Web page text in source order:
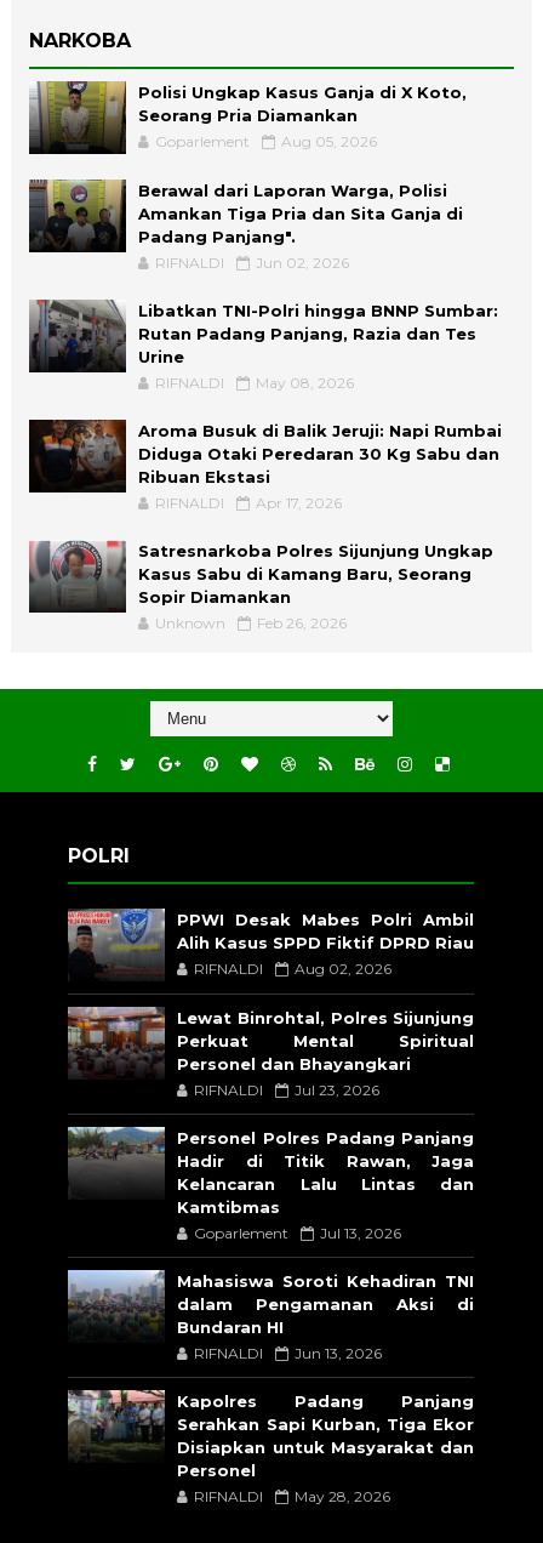
NARKOBA
Polisi Ungkap Kasus Ganja di X Koto,
Seorang Pria Diamankan
Goparlement Aug 05, 2026
Berawal dari Laporan Warga, Polisi
Amankan Tiga Pria dan Sita Ganja di
Padang Panjang".
RIFNALDI Jun 02, 2026
Libatkan TNI-Polri hingga BNNP Sumbar:
Rutan Padang Panjang, Razia dan Tes
Urine
RIFNALDI May 08, 2026
Aroma Busuk di Balik Jeruji: Napi Rumbai
Diduga Otaki Peredaran 30 Kg Sabu dan
Ribuan Ekstasi
RIFNALDI Apr 17, 2026
Satresnarkoba Polres Sijunjung Ungkap
Kasus Sabu di Kamang Baru, Seorang
Sopir Diamankan
Unknown Feb 26, 2026
POLRI
PPWI Desak Mabes Polri Ambil
Alih Kasus SPPD Fiktif DPRD Riau
RIFNALDI Aug 02, 2026
Lewat Binrohtal, Polres Sijunjung
Perkuat Mental Spiritual
Personel dan Bhayangkari
RIFNALDI Jul 23, 2026
Personel Polres Padang Panjang
Hadir di Titik Rawan, Jaga
Kelancaran Lalu Lintas dan
Kamtibmas
Goparlement Jul 13, 2026
Mahasiswa Soroti Kehadiran TNI
dalam Pengamanan Aksi di
Bundaran HI
RIFNALDI Jun 13, 2026
Kapolres Padang Panjang
Serahkan Sapi Kurban, Tiga Ekor
Disiapkan untuk Masyarakat dan
Personel
RIFNALDI May 28, 2026